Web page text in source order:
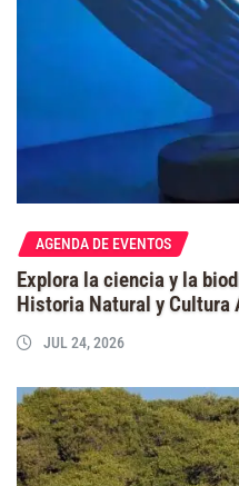
AGENDA DE EVENTOS
Explora la ciencia y la
Historia Natural y Cultura
JUL 24, 2026